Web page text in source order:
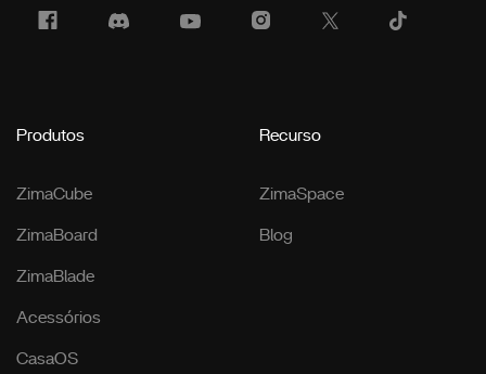
Produtos
ZimaCube
ZimaBoard
ZimaBlade
Acessórios
CasaOS
Recurso
ZimaSpace
Blog